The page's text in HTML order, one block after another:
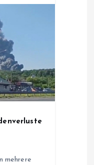
mehrere